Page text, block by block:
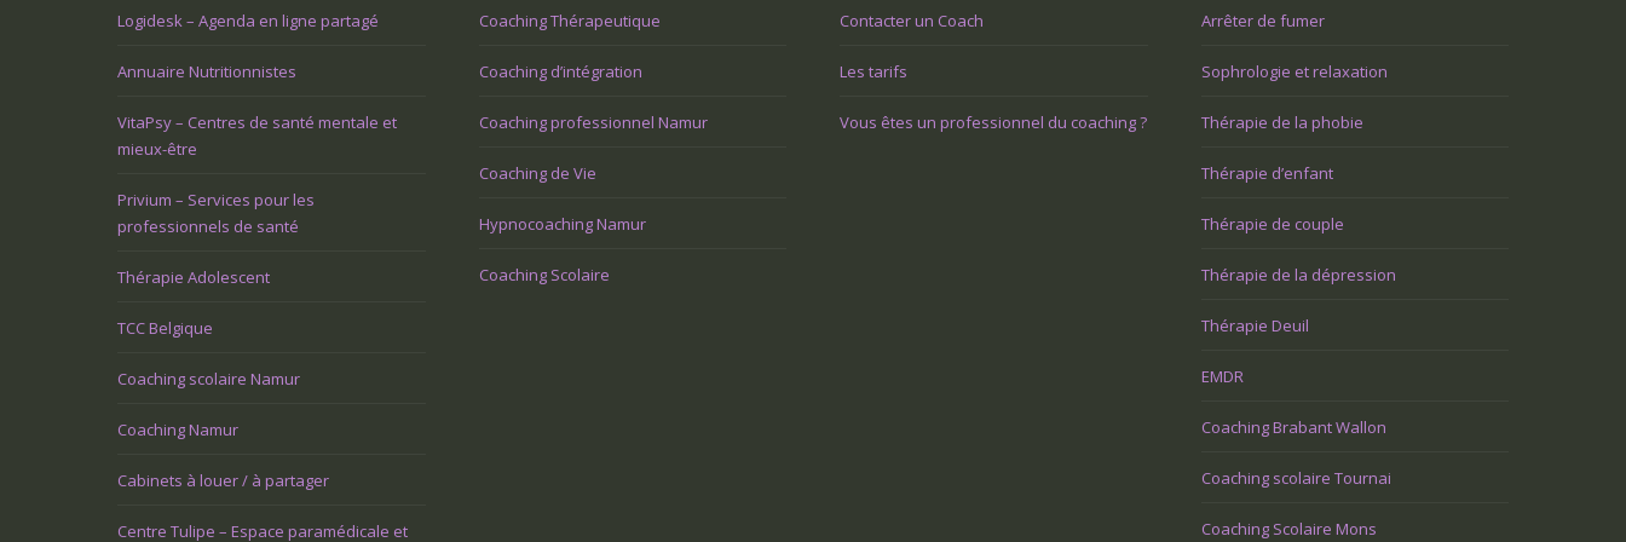
Logidesk – Agenda en ligne partagé
Annuaire Nutritionnistes
VitaPsy – Centres de santé mentale et
mieux-être
Privium – Services pour les
professionnels de santé
Thérapie Adolescent
TCC Belgique
Coaching scolaire Namur
Coaching Namur
Cabinets à louer / à partager
Centre Tulipe – Espace paramédicale et
Coaching Thérapeutique
Coaching d’intégration
Coaching professionnel Namur
Coaching de Vie
Hypnocoaching Namur
Coaching Scolaire
Contacter un Coach
Les tarifs
Vous êtes un professionnel du coaching ?
Arrêter de fumer
Sophrologie et relaxation
Thérapie de la phobie
Thérapie d’enfant
Thérapie de couple
Thérapie de la dépression
Thérapie Deuil
EMDR
Coaching Brabant Wallon
Coaching scolaire Tournai
Coaching Scolaire Mons